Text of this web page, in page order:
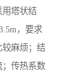
用塔状结
，要求
较麻烦；结
；传热系数